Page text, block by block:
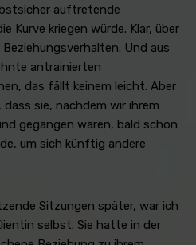
auftretende
Kurve kriegen würde. Klar, über
Und aus
antrainierten
das fällt keinem leicht. Aber
sie, nachdem wir ihrem
gegangen waren, bald schon
um sich künftig andere
Sitzungen später, war ich
selbst. Sie hatte in der